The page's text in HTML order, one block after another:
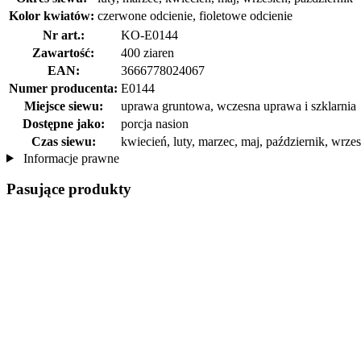
Kolor kwiatów: czerwone odcienie, fioletowe odcienie
Nr art.:
KO-E0144
Zawartość:
400 ziaren
EAN:
3666778024067
Numer producenta: E0144
Miejsce siewu:
uprawa gruntowa, wczesna uprawa i szklarnia
Dostępne jako:
porcja nasion
Czas siewu:
kwiecień, luty, marzec, maj, październik,
Informacje prawne
Pasujące produkty